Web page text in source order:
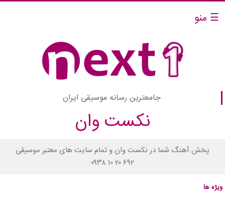
☰ منو
جامعترین رسانه موسیقی ایران
نکست وان
پخش آهنگ شما در نکست وان و تمام سایت های معتبر موسیقی
۰۹۳۸ ۱۰ ۲۰ ۶۹۲
ویژه ها